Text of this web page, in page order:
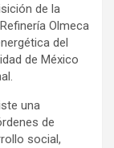
de la
Olmeca
del
de México
una
de
social,